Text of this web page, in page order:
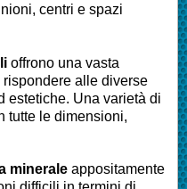
centri e spazi
offrono una vasta
alle diverse
estetiche. Una varietà di
tutte le dimensioni,
minerale appositamente